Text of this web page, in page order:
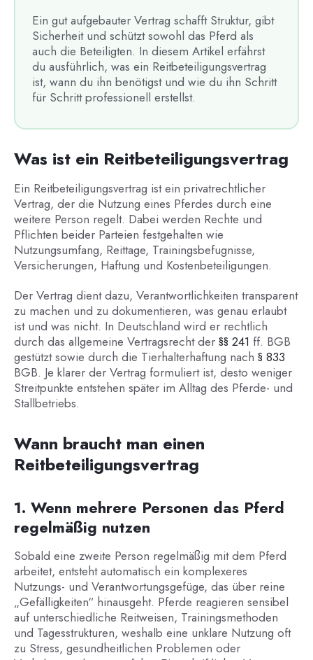
Ein gut aufgebauter Vertrag schafft Struktur, gibt
Sicherheit und schützt sowohl das Pferd als
auch die Beteiligten. In diesem Artikel erfährst
du ausführlich, was ein Reitbeteiligungsvertrag
ist, wann du ihn benötigst und wie du ihn Schritt
für Schritt professionell erstellst.
Was ist ein Reitbeteiligungsvertrag
Ein Reitbeteiligungsvertrag ist ein privatrechtlicher
Vertrag, der die Nutzung eines Pferdes durch eine
weitere Person regelt. Dabei werden Rechte und
Pflichten beider Parteien festgehalten wie
Nutzungsumfang, Reittage, Trainingsbefugnisse,
Versicherungen, Haftung und Kostenbeteiligungen.
Der Vertrag dient dazu, Verantwortlichkeiten transparent
zu machen und zu dokumentieren, was genau erlaubt
ist und was nicht. In Deutschland wird er rechtlich
durch das allgemeine Vertragsrecht der §§ 241 ff. BGB
gestützt sowie durch die Tierhalterhaftung nach § 833
BGB. Je klarer der Vertrag formuliert ist, desto weniger
Streitpunkte entstehen später im Alltag des Pferde- und
Stallbetriebs.
Wann braucht man einen
Reitbeteiligungsvertrag
1. Wenn mehrere Personen das Pferd
regelmäßig nutzen
Sobald eine zweite Person regelmäßig mit dem Pferd
arbeitet, entsteht automatisch ein komplexeres
Nutzungs- und Verantwortungsgefüge, das über reine
„Gefälligkeiten“ hinausgeht. Pferde reagieren sensibel
auf unterschiedliche Reitweisen, Trainingsmethoden
und Tagesstrukturen, weshalb eine unklare Nutzung oft
zu Stress, gesundheitlichen Problemen oder